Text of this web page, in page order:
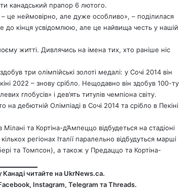
канадський прапор 6 лютого.
– це неймовірно, але дуже особливо», – поділилася
кінця усвідомлюю, але це найвища честь у нашій
житті. Дивлячись на імена тих, хто раніше ніс
три олімпійські золоті медалі: у Сочі 2014 він
2022 – знову срібло. Нещодавно він здобув 100-ту
глобусів» і дев’ять титулів чемпіона світу.
дебютній Олімпіаді в Сочі 2014 та срібло в Пекіні
та Кортіна-д’Ампеццо відбудеться на стадіоні
регіонах Італії паралельно відбудуться марші
та Томпсон), а також у Предаццо та Кортіна-
Канаді читайте на UkrNews.ca.
, Instagram, Telegram таThreads.